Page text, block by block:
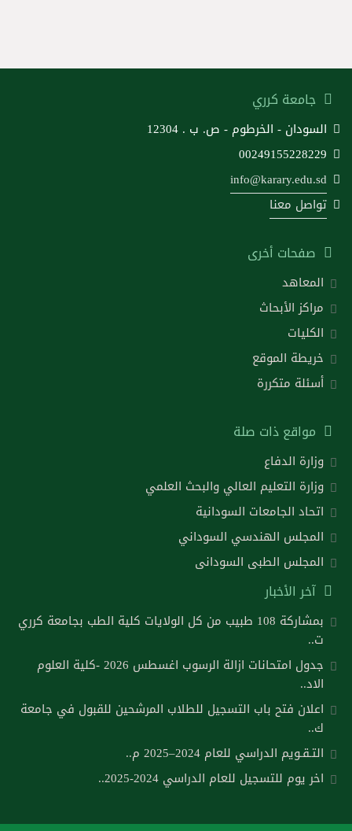
جامعة كرري
السودان - الخرطوم - ص. ب . 12304
00249155228229
info@karary.edu.sd
تواصل معنا
صفحات أخرى
المعاهد
مراكز الأبحاث
الكليات
خريطة الموقع
أسئلة متكررة
مواقع ذات صلة
وزارة الدفاع
وزارة التعليم العالي والبحث العلمي
اتحاد الجامعات السودانية
المجلس الهندسي السوداني
المجلس الطبى السودانى
آخر الأخبار
بمشاركة 108 طبيب من كل الولايات كلية الطب بجامعة كرري
ت..
جدول امتحانات ازالة الرسوب اغسطس 2026 -كلية العلوم
الاد..
اعلان فتح باب التسجيل للطلاب المرشحين للقبول في جامعة
ك..
التـقـويم الدراسي للعام 2024–2025 م..
اخر يوم للتسجيل للعام الدراسي 2024-2025..